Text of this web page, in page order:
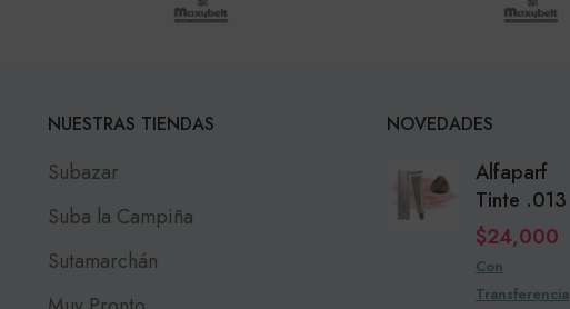
NUESTRAS TIENDAS
Subazar
Suba la Campiña
Sutamarchán
NOVEDADES
Alfaparf
Tinte .013
$24,000
Con
Transferencia